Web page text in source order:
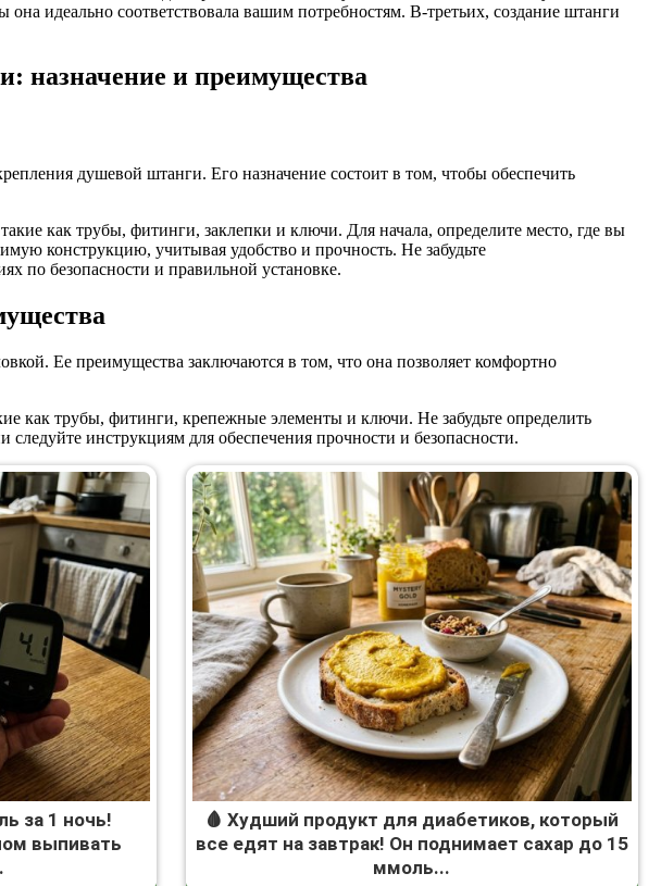
идеально соответствовала вашим потребностям. В-третьих, создание штанги
назначение и преимущества
душевой штанги. Его назначение состоит в том, чтобы обеспечить
как трубы, фитинги, заклепки и ключи. Для начала, определите место, где вы
конструкцию, учитывая удобство и прочность. Не забудьте
по безопасности и правильной установке.
Ее преимущества заключаются в том, что она позволяет комфортно
как трубы, фитинги, крепежные элементы и ключи. Не забудьте определить
инструкциям для обеспечения прочности и безопасности.
за 1 ночь!
выпивать
🩸 Худший продукт для диабетиков, который
все едят на завтрак! Он поднимает сахар до 15
ммоль...